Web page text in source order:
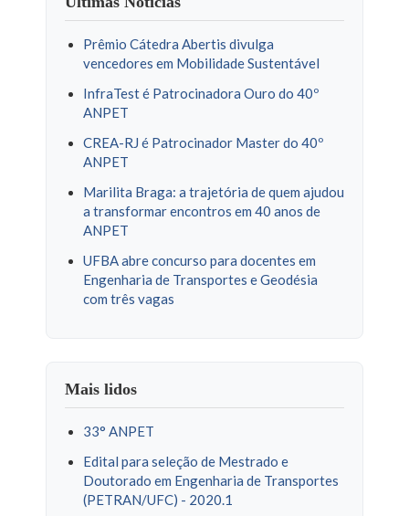
Prêmio Cátedra Abertis divulga
vencedores em Mobilidade Sustentável
InfraTest é Patrocinadora Ouro do 40º
ANPET
CREA-RJ é Patrocinador Master do 40º
ANPET
Marilita Braga: a trajetória de quem ajudou
a transformar encontros em 40 anos de
ANPET
UFBA abre concurso para docentes em
Engenharia de Transportes e Geodésia
com três vagas
Mais lidos
33° ANPET
Edital para seleção de Mestrado e
Doutorado em Engenharia de Transportes
(PETRAN/UFC) - 2020.1